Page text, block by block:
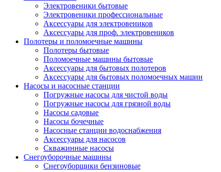
Электровеники бытовые
Электровеники профессиональные
Аксессуары для электровеников
Аксессуары для проф. электровеников
Полотеры и поломоечные машины
Полотеры бытовые
Поломоечные машины бытовые
Аксессуары для бытовых полотеров
Аксессуары для бытовых поломоечных машин
Насосы и насосные станции
Погружные насосы для чистой воды
Погружные насосы для грязной воды
Насосы садовые
Насосы бочечные
Насосные станции водоснабжения
Аксессуары для насосов
Скважинные насосы
Снегоуборочные машины
Снегоуборщики бензиновые